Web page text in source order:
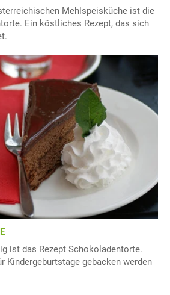
Mehlspeisküche ist die
Ein köstliches Rezept, das sich
ist das Rezept Schokoladentorte.
Kindergeburtstage gebacken werden